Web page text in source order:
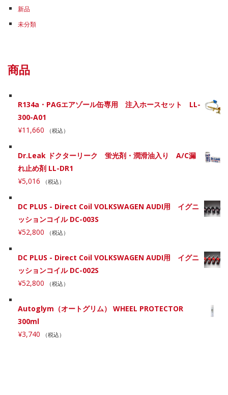
新品
未分類
商品
R134a・PAGエアゾール缶専用 注入ホースセット LL-
300-A01
¥11,660 （税込）
Dr.Leak ドクターリーク 蛍光剤・潤滑油入り A/C漏
れ止め剤 LL-DR1
¥5,016 （税込）
DC PLUS - Direct Coil VOLKSWAGEN AUDI用 イグニ
ッションコイル DC-003S
¥52,800 （税込）
DC PLUS - Direct Coil VOLKSWAGEN AUDI用 イグニ
ッションコイル DC-002S
¥52,800 （税込）
Autoglym（オートグリム） WHEEL PROTECTOR
300ml
¥3,740 （税込）